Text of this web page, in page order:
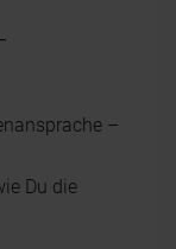
–
Du die